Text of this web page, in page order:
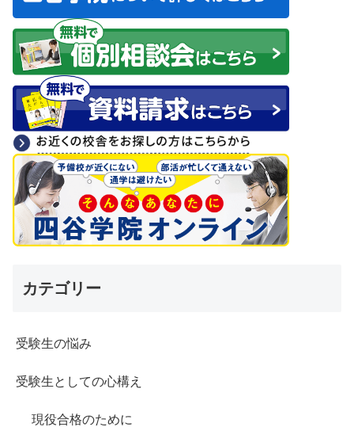
カテゴリー
受験生の悩み
受験生としての心構え
現役合格のために